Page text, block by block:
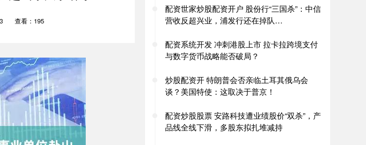
查看：195
配资世家炒股配资开户 股份行“三国杀”：中信
营收反超兴业，浦发行还在掉队…
配资系统开发 冲刺港股上市 拉卡拉跨境支付
与数字货币战略能否破局？
炒股配资开 特朗普会否亲临土耳其俄乌会
谈？美国特使：这取决于普京！
配资炒股股票 安路科技遭业绩股价“双杀”，产
品线全线下滑，多股东拟扎堆减持